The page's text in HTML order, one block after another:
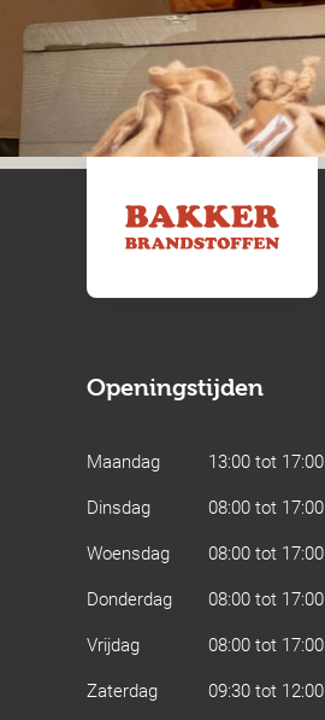
Openingstijden
Maandag
13:00 tot 17:00
Dinsdag
08:00 tot 17:00
Woensdag
08:00 tot 17:00
Donderdag
08:00 tot 17:00
Vrijdag
08:00 tot 17:00
Zaterdag
09:30 tot 12:00